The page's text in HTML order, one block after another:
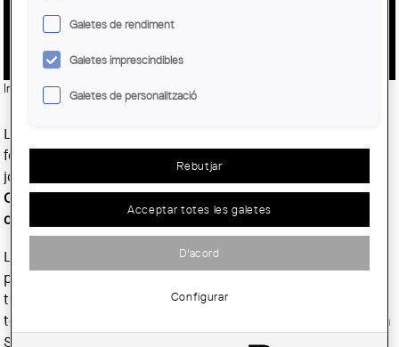
L’ESCOLA SERT IMPULSA EL BIM AMB
FORMACIÓ PRESENCIAL I ONLINE
Imatge:© Col·legi d'Arquitectes de Catalunya (COAC)
L’
formació presencial i online sobre BIM amb cursos,
jornades i càpsules formatives gràcies a una subvenció del
Consell Superior de Col·legis d’Arquitectes
d’Espanya
(CSCAE).
L’entorn BIM està adquirint cada vegada més
protagonisme perquè permet establir una estratègia de
treball col·laboratiu i multidisciplinar amb la qual dur a
terme totes les fases del projecte. Per això, des de l’Escola
Sert ens impliquem en la formació en aquest àmbit, cada
Galetes de rendiment
Galetes imprescindibles
Galetes de personalització
Rebutjar
Acceptar totes les galetes
D'acord
Configurar